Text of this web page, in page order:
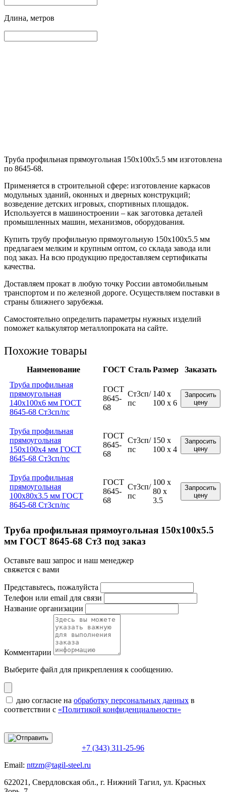
Длина, метров
Труба профильная прямоугольная 150х100х5.5 мм изготовлена
по 8645-68.
Применяется в строительной сфере: изготовление каркасов
модульных зданий, оконных и дверных конструкций;
возведение детских игровых, спортивных площадок.
Используется в машиностроении – как заготовка деталей
промышленных машин, механизмов, оборудования.
Купить трубу профильную прямоугольную 150х100х5.5 мм
предлагаем мелким и крупным оптом, со склада завода или
под заказ. На всю продукцию предоставляем сертификаты
качества.
Доставляем прокат в любую точку России автомобильным
транспортом и по железной дороге. Осуществляем поставки в
страны ближнего зарубежья.
Самостоятельно определить параметры нужных изделий
поможет калькулятор металлопроката на сайте.
Похожие товары
Наименование ГОСТ Сталь Размер
Заказать
Труба профильная
прямоугольная
140x100x6 мм ГОСТ
8645-68 Ст3сп/пс
ГОСТ
8645-
68
Ст3сп/
пс
140 x
100 x 6
Запросить
цену
Труба профильная
прямоугольная
150x100x4 мм ГОСТ
8645-68 Ст3сп/пс
ГОСТ
8645-
68
Ст3сп/
пс
150 x
100 x 4
Запросить
цену
Труба профильная
прямоугольная
100x80x3.5 мм ГОСТ
8645-68 Ст3сп/пс
ГОСТ
8645-
68
Ст3сп/
пс
100 x
80 x
3.5
Запросить
цену
Труба профильная прямоугольная 150x100x5.5
мм ГОСТ 8645-68 Ст3 под заказ
Оставьте ваш запрос и наш менеджер
свяжется с вами
Представьтесь, пожалуйста
Телефон или email для связи
Название организации
Комментарии
Выберите файл для прикрепления к сообщению.
даю согласие на обработку персональных данных в
соответствии с «Политикой конфиденциальности»
+7 (343) 311-25-96
Email: nttzm@tagil-steel.ru
622021, Свердловская обл., г. Нижний Тагил, ул. Красных